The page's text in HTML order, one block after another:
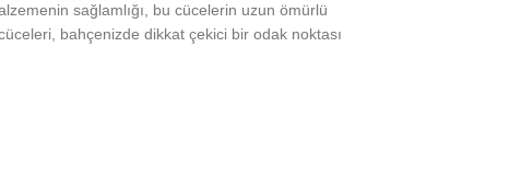
sağlamlığı, bu cücelerin uzun ömürlü
bahçenizde dikkat çekici bir odak noktası